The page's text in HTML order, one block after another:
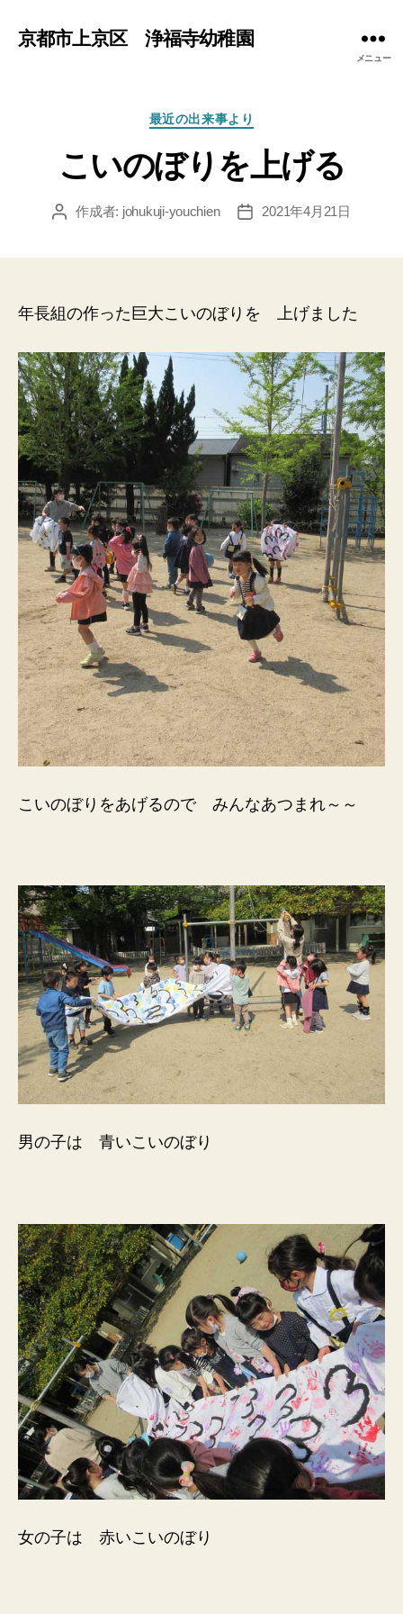
京都市上京区 浄福寺幼稚園
メニュー
カ
ゴ
リ
最近の出来事より
こいのぼりを上げる
投 作成者: johukuji-youchien
投
2021年4月21日
年長組の作った巨大こいのぼりを 上げました
こいのぼりをあげるので みんなあつまれ～～
男の子は 青いこいのぼり
女の子は 赤いこいのぼり